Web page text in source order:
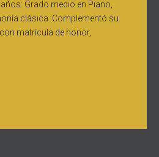
Grado medio en Piano,
clásica. Complementó su
matrícula de honor,